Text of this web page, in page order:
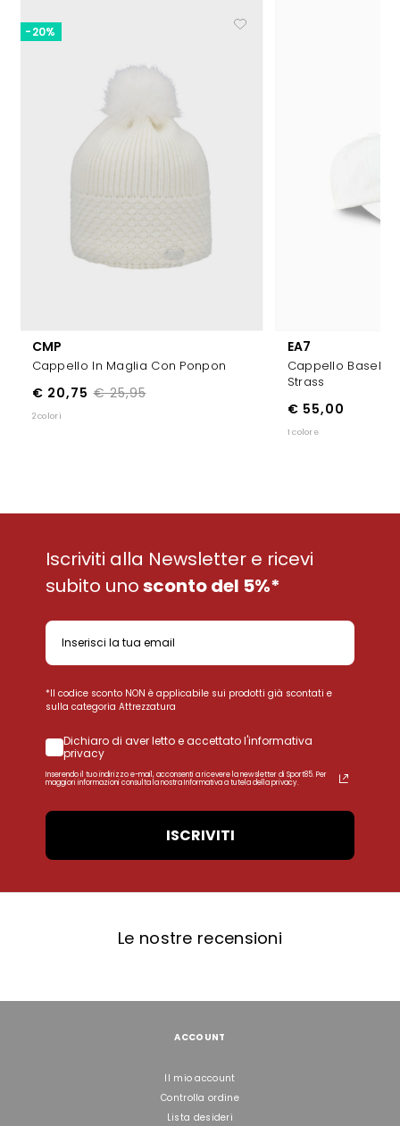
CMP
Cappello In Maglia Con Ponpon
€ 25,95
€ 20,75
-20%
2 colori
EA7
Cappello
Strass
€ 55,00
1 colore
Iscriviti alla Newsletter e ricevi
subito unosconto del 5%*
*Il codice sconto NON è applicabile sui prodotti già scontati e
sulla categoria Attrezzatura
Dichiaro di aver letto e accettato l'informativa
privacy
Inserendo il tuo indirizzo e-mail, acconsenti a ricevere la newsletter di Sport85. Per
maggiori informazioni consulta la nostra Informativa a tutela della privacy.
ISCRIVITI
Le nostre recensioni
ACCOUNT
Il mio account
Controlla ordine
Lista desideri